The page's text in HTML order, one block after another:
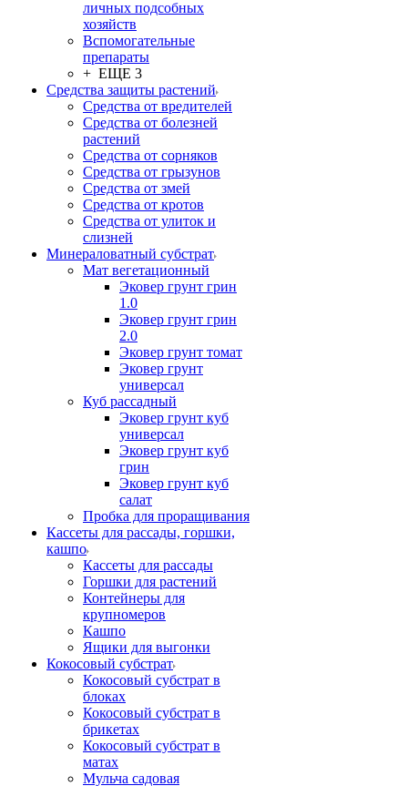
личных подсобных
хозяйств
Вспомогательные
препараты
+ ЕЩЕ 3
Средства защиты растений
Средства от вредителей
Средства от болезней
растений
Средства от сорняков
Средства от грызунов
Средства от змей
Средства от кротов
Средства от улиток и
слизней
Минераловатный субстрат
Мат вегетационный
Эковер грунт грин
1.0
Эковер грунт грин
2.0
Эковер грунт томат
Эковер грунт
универсал
Куб рассадный
Эковер грунт куб
универсал
Эковер грунт куб
грин
Эковер грунт куб
салат
Пробка для проращивания
Кассеты для рассады, горшки,
кашпо
Кассеты для рассады
Горшки для растений
Контейнеры для
крупномеров
Кашпо
Ящики для выгонки
Кокосовый субстрат
Кокосовый субстрат в
блоках
Кокосовый субстрат в
брикетах
Кокосовый субстрат в
матах
Мульча садовая